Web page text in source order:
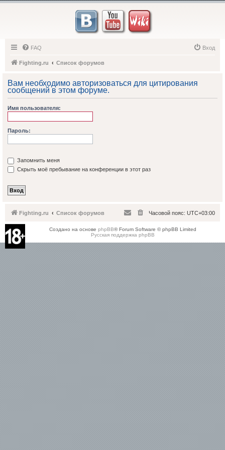
FAQ Вход
Fighting.ru Список форумов
Вам необходимо авторизоваться для цитирования
сообщений в этом форуме.
Имя пользователя:
Пароль:
Запомнить меня
Скрыть моё пребывание на конференции в этот раз
Fighting.ru Список форумов Часовой пояс: UTC+03:00
Создано на основе phpBB® Forum Software © phpBB Limited
Русская поддержка phpBB